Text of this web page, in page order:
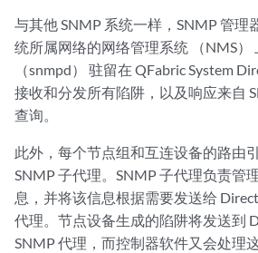
与其他 SNMP 系统一样，SNMP 管理
统所属网络的网络管理系统 （NMS）
（snmpd） 驻留在 QFabric System
接收和分发所有陷阱，以及响应来自
查询。
此外，每个节点组和互连设备的路由
SNMP 子代理。SNMP 子代理负责管
息，并将该信息根据需要发送给
代理。节点设备生成的陷阱将发送到
SNMP 代理，而控制器软件又会处理